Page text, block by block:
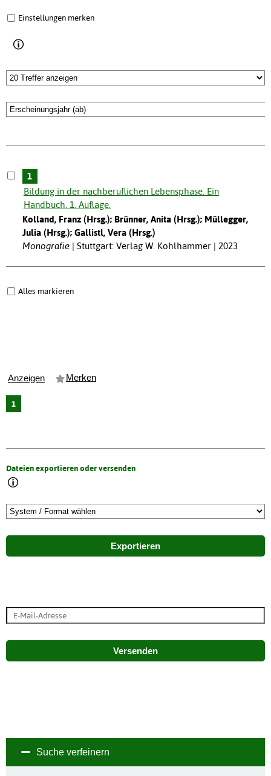
Einstellungen merken
1
Bildung in der nachberuflichen Lebensphase. Ein
Handbuch. 1. Auflage.
Kolland, Franz (Hrsg.); Brünner, Anita (Hrsg.); Müllegger,
Julia (Hrsg.); Gallistl, Vera (Hrsg.)
Monografie
Stuttgart: Verlag W. Kohlhammer | 2023
Alles markieren
Anzeigen Merken
1
Dateien exportieren oder versenden
Exportieren
Versenden
Suche verfeinern